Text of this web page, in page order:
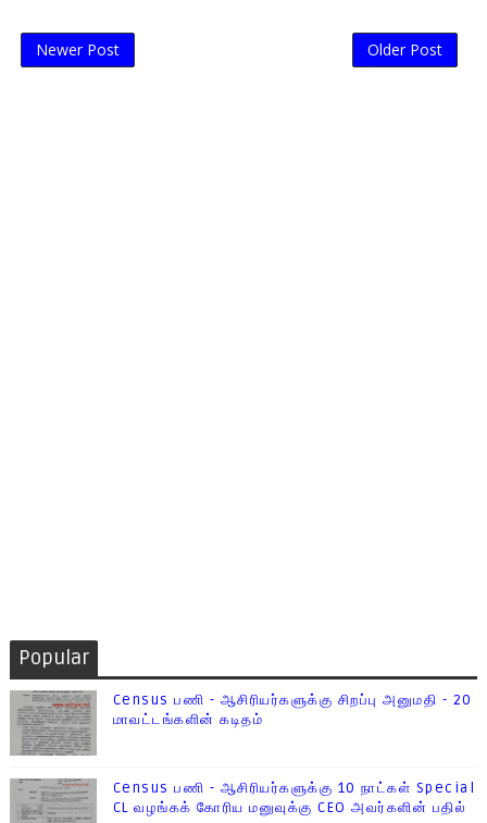
Newer Post Older Post
Popular
Census பணி - ஆசிரியர்களுக்கு சிறப்பு அனுமதி - 20
மாவட்டங்களின் கடிதம்
Census பணி - ஆசிரியர்களுக்கு 10 நாட்கள் Special
CL வழங்கக் கோரிய மனுவுக்கு CEO அவர்களின் பதில்